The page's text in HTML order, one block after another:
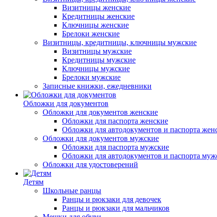
Визитницы женские
Кредитницы женские
Ключницы женские
Брелоки женские
Визитницы, кредитницы, ключницы мужские
Визитницы мужские
Кредитницы мужские
Ключницы мужские
Брелоки мужские
Записные книжки, ежедневники
Обложки для документов
Обложки для документов женские
Обложки для паспорта женские
Обложки для автодокументов и паспорта
Обложки для документов мужские
Обложки для паспорта мужские
Обложки для автодокументов и паспорта
Обложки для удостоверений
Детям
Школьные ранцы
Ранцы и рюкзаки для девочек
Ранцы и рюкзаки для мальчиков